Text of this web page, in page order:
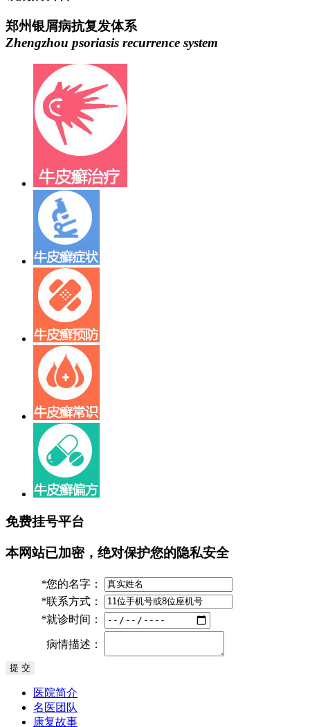
郑州银屑病抗复发体系
Zhengzhou psoriasis recurrence system
免费挂号平台
本网站已加密，绝对保护您的隐私安全
*您的名字：
*联系方式：
*就诊时间：
病情描述：
医院简介
名医团队
康复故事